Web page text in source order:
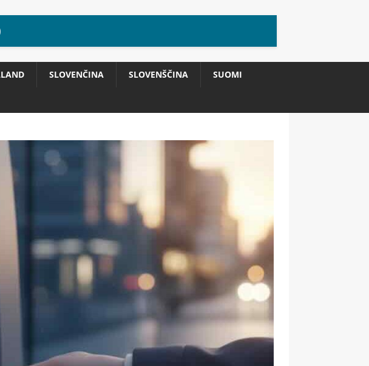
SLOVENČINA SLOVENŠČINA SUOMI